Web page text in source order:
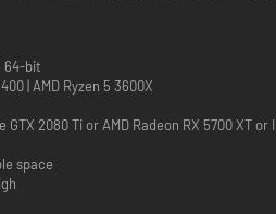
kamp og hjælper holdkammerater med
defensive manøvrer.
64-bit
| AMD Ryzen 5 3600X
GTX 2080 Ti or AMD Radeon RX 5700 XT or
space